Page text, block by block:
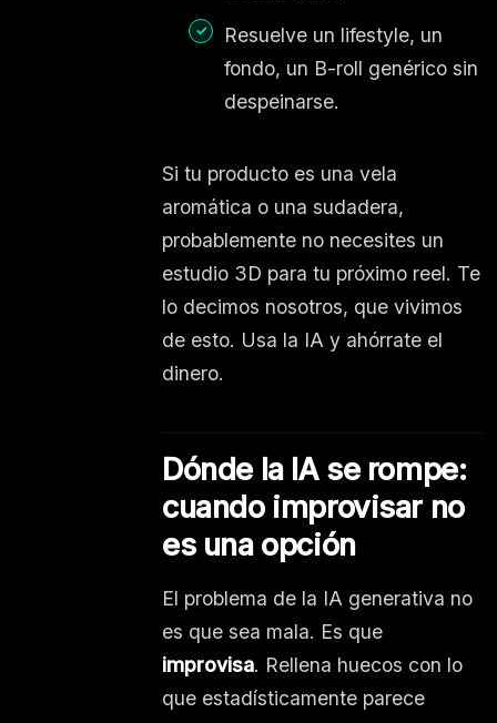
Resuelve un lifestyle, un
fondo, un B-roll genérico sin
despeinarse.
Si tu producto es una vela
aromática o una sudadera,
probablemente no necesites un
estudio 3D para tu próximo reel. Te
lo decimos nosotros, que vivimos
de esto. Usa la IA y ahórrate el
dinero.
Dónde la IA se rompe:
cuando improvisar no
es una opción
El problema de la IA generativa no
es que sea mala. Es que
improvisa. Rellena huecos con lo
que estadísticamente parece